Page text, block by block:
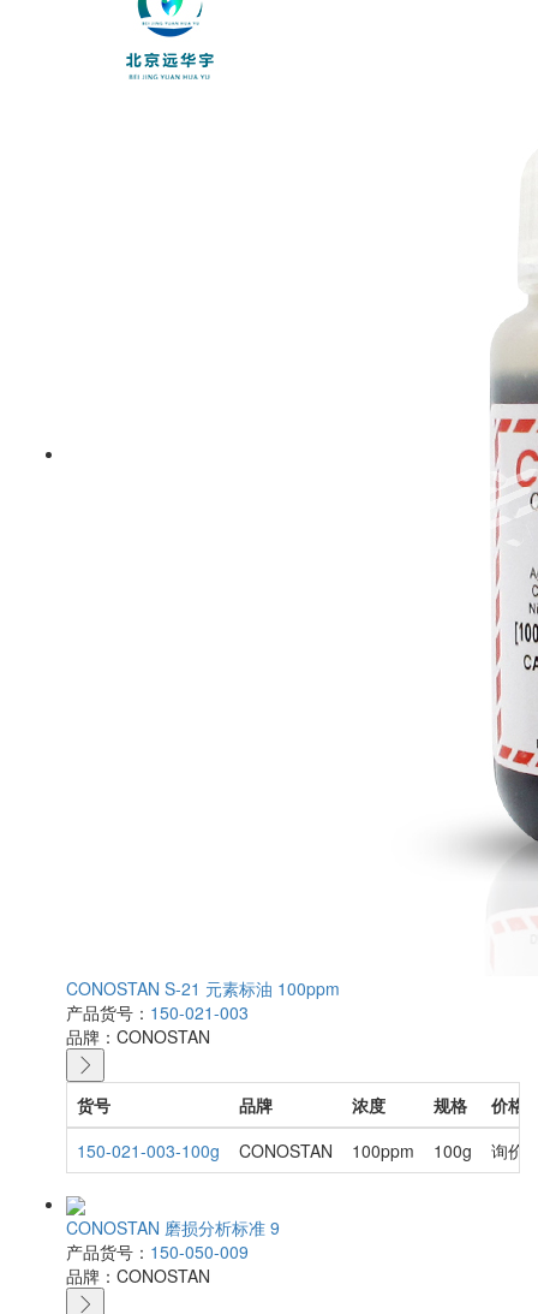
CONOSTAN S-21 元素标油 100ppm
产品货号： 150-021-003
品牌： CONOSTAN
货号 品牌 浓度 规格
价格
150-021-003-100g
CONOSTAN 100ppm 100g 询价
CONOSTAN 磨损分析标准 9
产品货号： 150-050-009
品牌： CONOSTAN